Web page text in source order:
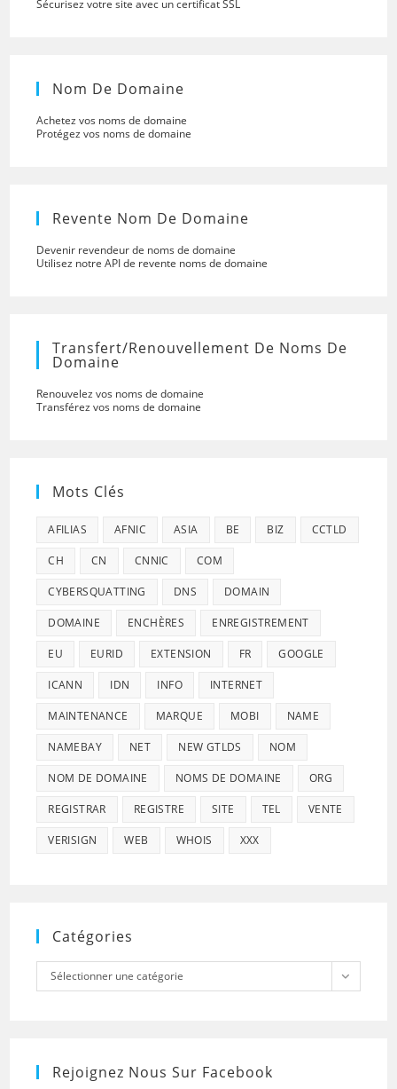
Sécurisez votre site avec un certificat SSL
Nom De Domaine
Achetez vos noms de domaine
Protégez vos noms de domaine
Revente Nom De Domaine
Devenir revendeur de noms de domaine
Utilisez notre API de revente noms de domaine
Transfert/renouvellement De Noms De
Domaine
Renouvelez vos noms de domaine
Transférez vos noms de domaine
Mots Clés
AFILIAS AFNIC ASIA BE BIZ CCTLD
CH CN CNNIC COM
CYBERSQUATTING DNS DOMAIN
DOMAINE ENCHÈRES ENREGISTREMENT
EU EURID EXTENSION FR GOOGLE
ICANN IDN INFO INTERNET
MAINTENANCE MARQUE MOBI NAME
NAMEBAY NET NEW GTLDS NOM
NOM DE DOMAINE NOMS DE DOMAINE ORG
REGISTRAR REGISTRE SITE TEL VENTE
VERISIGN WEB WHOIS XXX
Catégories
Catégories
Sélectionner une catégorie
Rejoignez Nous Sur Facebook